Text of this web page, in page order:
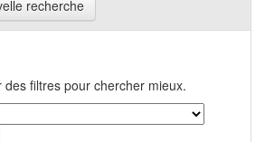
recherche
des filtres pour chercher mieux.